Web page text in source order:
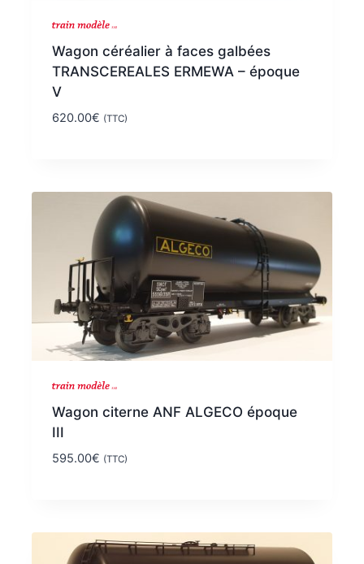
Wagon céréalier à faces galbées
TRANSCEREALES ERMEWA – époque
V
620.00€ (TTC)
Wagon citerne ANF ALGECO époque
III
595.00€ (TTC)